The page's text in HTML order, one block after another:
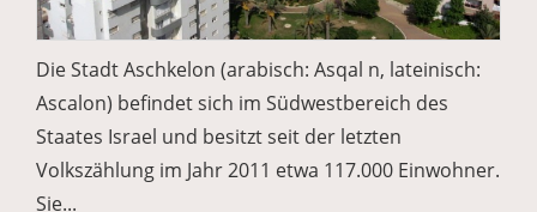
Die Stadt Aschkelon (arabisch: Asqal n, lateinisch:
Ascalon) befindet sich im Südwestbereich des
Staates Israel und besitzt seit der letzten
Volkszählung im Jahr 2011 etwa 117.000 Einwohner.
Sie...